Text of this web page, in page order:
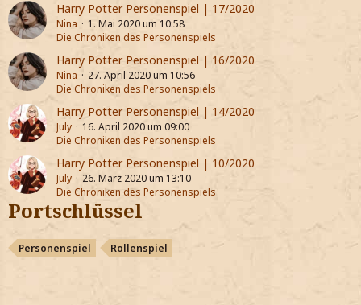
Harry Potter Personenspiel | 17/2020
Nina
1. Mai 2020 um 10:58
Die Chroniken des Personenspiels
Harry Potter Personenspiel | 16/2020
Nina
27. April 2020 um 10:56
Die Chroniken des Personenspiels
Harry Potter Personenspiel | 14/2020
July
16. April 2020 um 09:00
Die Chroniken des Personenspiels
Harry Potter Personenspiel | 10/2020
July
26. März 2020 um 13:10
Die Chroniken des Personenspiels
Portschlüssel
Personenspiel Rollenspiel